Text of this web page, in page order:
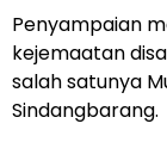
Penyampaian
kejemaatan
salah satunya
Sindangbarang.